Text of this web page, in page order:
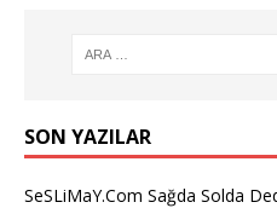
SON YAZILAR
SeSLiMaY.Com Sağda Solda